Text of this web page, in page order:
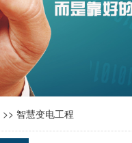
>> 智慧变电工程